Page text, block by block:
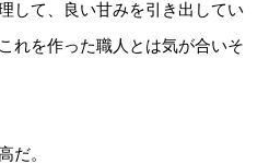
して、良い甘みを引き出してい
れを作った職人とは気が合いそ
だ。